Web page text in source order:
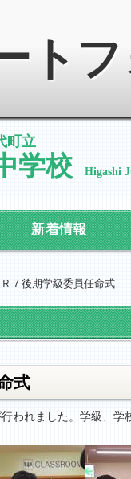
ト
町立
学校 Higashi
新着情報
Ｒ７後期学級委員任命式
式
われました。学級、